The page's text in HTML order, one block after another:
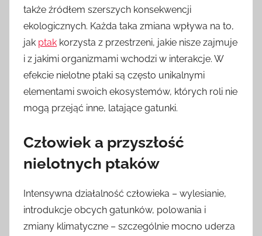
także źródłem szerszych konsekwencji
ekologicznych. Każda taka zmiana wpływa na to,
jak ptak korzysta z przestrzeni, jakie nisze zajmuje
i z jakimi organizmami wchodzi w interakcje. W
efekcie nielotne ptaki są często unikalnymi
elementami swoich ekosystemów, których roli nie
mogą przejąć inne, latające gatunki.
Człowiek a przyszłość
nielotnych ptaków
Intensywna działalność człowieka – wylesianie,
introdukcje obcych gatunków, polowania i
zmiany klimatyczne – szczególnie mocno uderza